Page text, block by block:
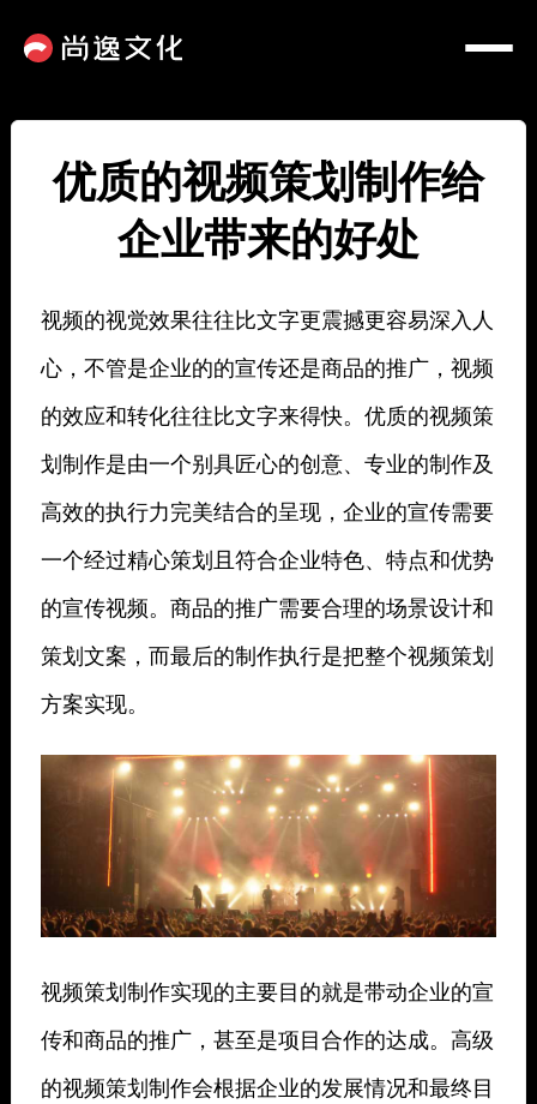
优质的视频策划制作给
企业带来的好处
视频的视觉效果往往比文字更震撼更容易深入人
心，不管是企业的的宣传还是商品的推广，视频
的效应和转化往往比文字来得快。优质的视频策
划制作是由一个别具匠心的创意、专业的制作及
高效的执行力完美结合的呈现，企业的宣传需要
一个经过精心策划且符合企业特色、特点和优势
的宣传视频。商品的推广需要合理的场景设计和
策划文案，而最后的制作执行是把整个视频策划
方案实现。
视频策划制作实现的主要目的就是带动企业的宣
传和商品的推广，甚至是项目合作的达成。高级
的视频策划制作会根据企业的发展情况和最终目